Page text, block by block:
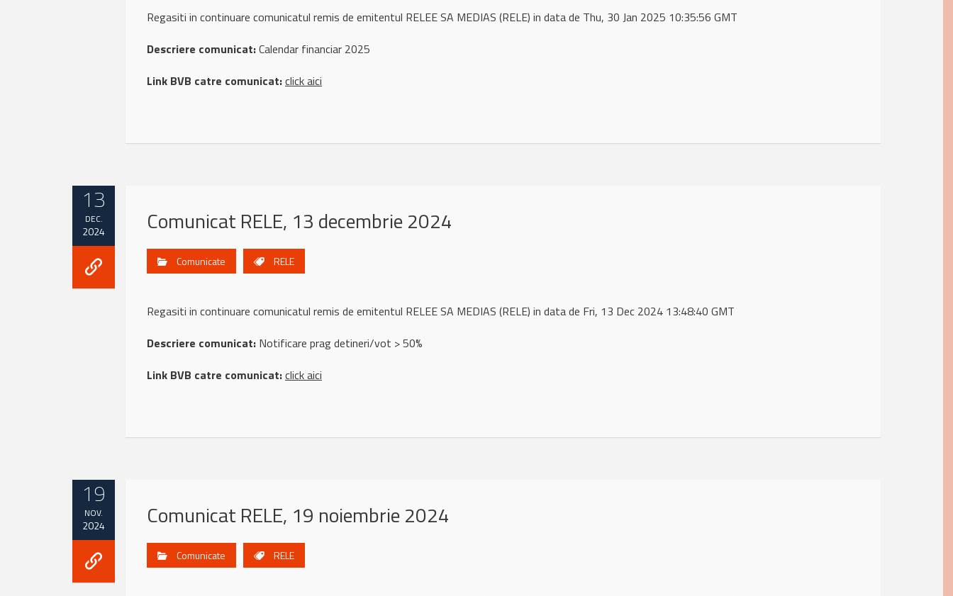
Regasiti in continuare comunicatul remis de emitentul RELEE SA MEDIAS (RELE) in data de Thu, 30 Jan 2025 10:35:56 GMT
Descriere comunicat:Calendar financiar 2025
Link BVB catre comunicat:click aici
13
DEC.
2024 Comunicat RELE, 13 decembrie 2024
Comunicate RELE
Regasiti in continuare comunicatul remis de emitentul RELEE SA MEDIAS (RELE) in data de Fri, 13 Dec 2024 13:48:40 GMT
Descriere comunicat: Notificare prag detineri/vot > 50%
Link BVB catre comunicat:click aici
19
NOV.
2024 Comunicat RELE, 19 noiembrie 2024
Comunicate RELE